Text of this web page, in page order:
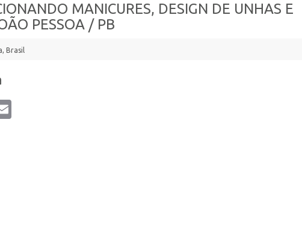
MANICURES, DESIGN DE UNHAS E
PESSOA / PB
Brasil